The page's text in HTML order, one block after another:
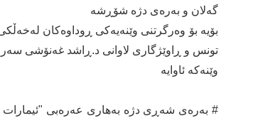
گەلان و بەرەی دژە شۆڕشە
بۆیە بۆ وەرگرتنی وێنەیەکی ڕوداوەکان
تونس و ڕاوێژگاری لاوانی د.ڕاشد غەنۆشی
وێنەکە ئاوایە
# بەرەی شەڕی دژە بەھاری عەرەبی